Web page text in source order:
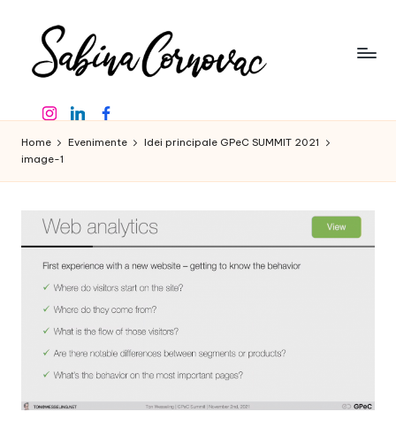
content
a
b
in
C
v
creator
de
conținut
de
InstagramLinkedinFacebook
Home Evenimente
Idei principale GPeC SUMMIT 2021
image-1